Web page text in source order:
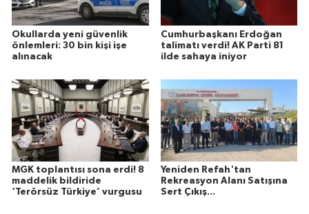
Okullarda yeni güvenlik
önlemleri: 30 bin kişi işe
alınacak
Cumhurbaşkanı Erdoğan
talimatı verdi! AK Parti 81
ilde sahaya iniyor
MGK toplantısı sona erdi! 8
maddelik bildiride
‘Terörsüz Türkiye’ vurgusu
Yeniden Refah'tan
Rekreasyon Alanı Satışına
Sert Çıkış...